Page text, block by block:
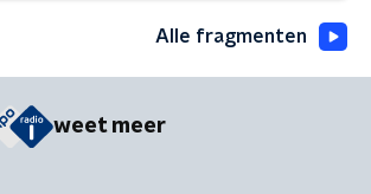
Alle fragmenten
weet meer